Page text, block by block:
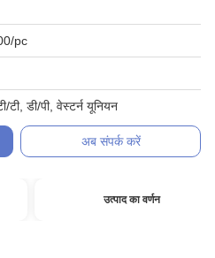
pc
टी, डी/पी, वेस्टर्न यूनियन
अब संपर्क करें
उत्पाद का वर्णन